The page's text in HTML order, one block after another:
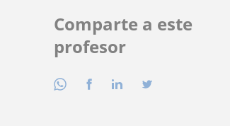
Comparte a este
profesor